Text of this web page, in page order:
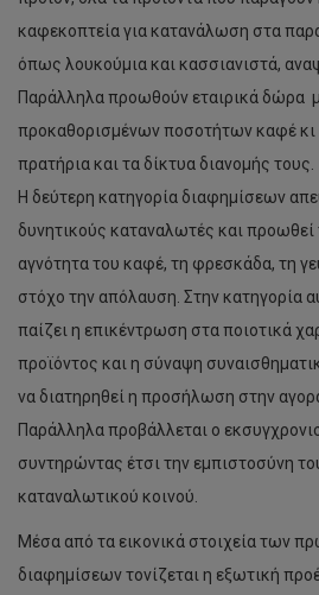
καφεκοπτεία για κατανάλωση στα
όπως λουκούμια και κασσιανιστά,
Παράλληλα προωθούν εταιρικά δώρα
προκαθορισμένων ποσοτήτων καφέ κι
πρατήρια και τα δίκτυα διανομής τους.
Η δεύτερη κατηγορία διαφημίσεων
δυνητικούς καταναλωτές και προωθεί
αγνότητα του καφέ, τη φρεσκάδα, τη
στόχο την απόλαυση. Στην κατηγορία
παίζει η επικέντρωση στα ποιοτικά
προϊόντος και η σύναψη
να διατηρηθεί η προσήλωση στην
Παράλληλα προβάλλεται ο
συντηρώντας έτσι την εμπιστοσύνη
καταναλωτικού κοινού.
Μέσα από τα εικονικά στοιχεία των
διαφημίσεων τονίζεται η εξωτική